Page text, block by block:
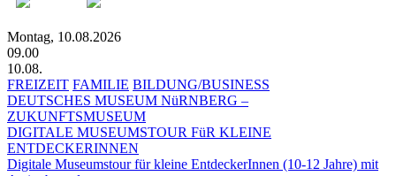
Montag, 10.08.2026
09.00
10.08.
FREIZEIT FAMILIE BILDUNG/BUSINESS
DEUTSCHES MUSEUM NüRNBERG –
ZUKUNFTSMUSEUM
DIGITALE MUSEUMSTOUR FüR KLEINE
ENTDECKERINNEN
Digitale Museumstour für kleine EntdeckerInnen (10-12 Jahre) mit